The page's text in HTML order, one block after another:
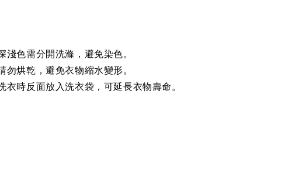
淺色需分開洗滌，避免染色。
勿烘乾，避免衣物縮水變形。
衣時反面放入洗衣袋，可延長衣物壽命。